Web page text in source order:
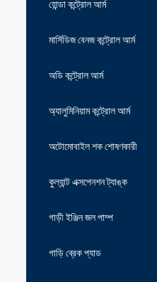
হোন্ডা কন্ট্রোল আর্ম
মার্সিডিজ বেনজ কন্ট্রোল আর্ম
অডি কন্ট্রোল আর্ম
অ্যালুমিনিয়াম কন্ট্রোল আর্ম
অটোমোবাইল শক শোষণকারী
কুল্যান্ট এক্সপেনশন ট্যাঙ্ক
গাড়ী ইঞ্জিন জল পাম্প
গাড়ি ব্রেক প্যাড